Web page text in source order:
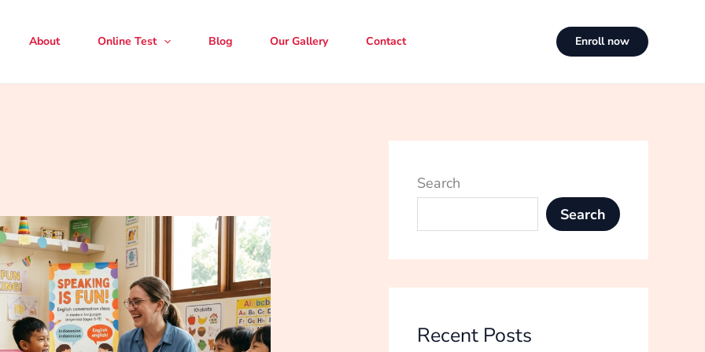
About Online Test Blog Our Gallery Contact Enroll now
Search
Search
Recent Posts